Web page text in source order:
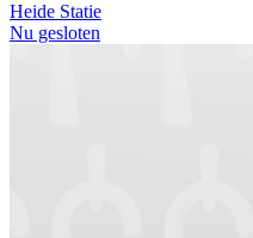
Heide Statie
Nu gesloten